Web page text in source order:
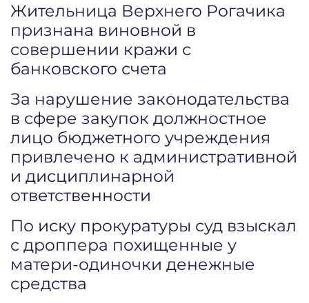
Жительница Верхнего Рогачика
признана виновной в
совершении кражи с
банковского счета
За нарушение законодательства
в сфере закупок должностное
лицо бюджетного учреждения
привлечено к административной
и дисциплинарной
ответственности
По иску прокуратуры суд взыскал
с дроппера похищенные у
матери-одиночки денежные
средства